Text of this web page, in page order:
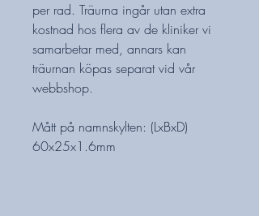
per rad. Träurna ingår utan extra
kostnad hos flera av de kliniker vi
samarbetar med, annars kan
träurnan köpas separat vid vår
webbshop.
Mått på namnskylten: (LxBxD)
60x25x1.6mm